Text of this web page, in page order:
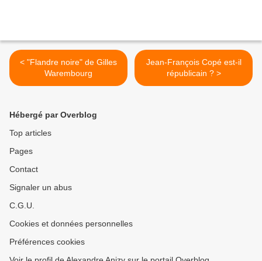
< "Flandre noire" de Gilles
Warembourg
Jean-François Copé est-il
républicain ? >
Hébergé par Overblog
Top articles
Pages
Contact
Signaler un abus
C.G.U.
Cookies et données personnelles
Préférences cookies